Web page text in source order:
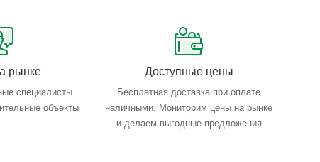
рынке
специалисты.
объекты
Доступные цены
Бесплатная доставка при оплате
наличными. Мониторим цены на рынке
и делаем выгодные предложения